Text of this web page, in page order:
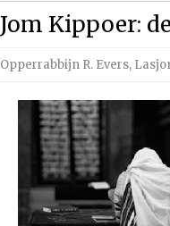
Jom Kippoer:
Opperrabbijn R. Evers,